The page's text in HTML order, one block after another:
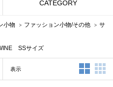
CATEGORY
小物 ファッション小物/その他
サ
SSサイズ
表示 2列表示